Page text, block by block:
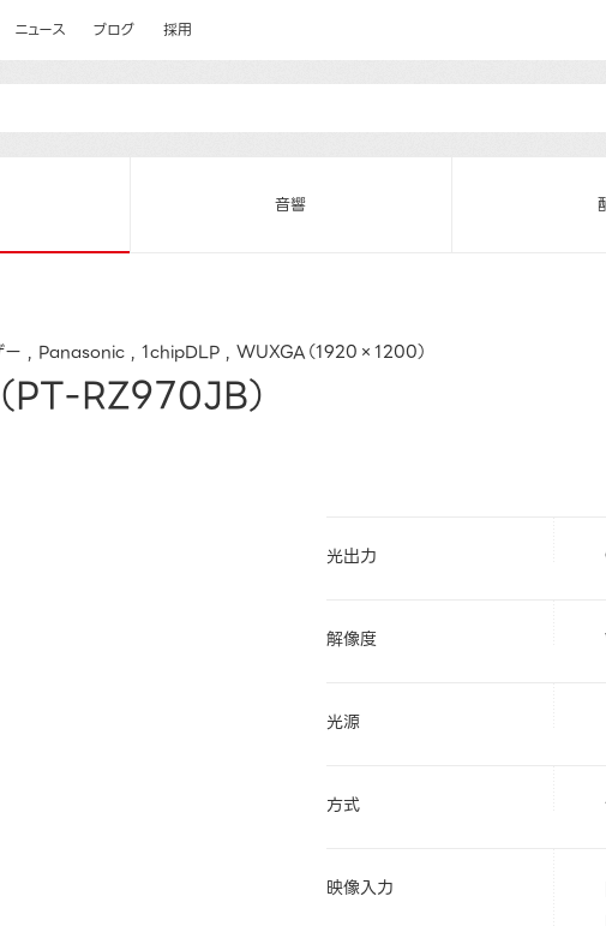
ニュース ブログ 採用
音響
ー Panasonic 1chipDLP WUXGA（1920×1200）
PT-RZ970JB）
光出力
解像度
光源
方式
映像入力